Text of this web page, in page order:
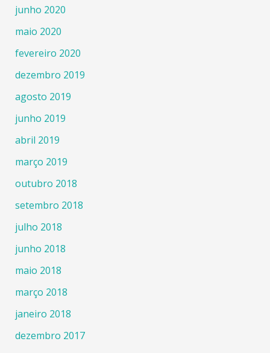
junho 2020
maio 2020
fevereiro 2020
dezembro 2019
agosto 2019
junho 2019
abril 2019
março 2019
outubro 2018
setembro 2018
julho 2018
junho 2018
maio 2018
março 2018
janeiro 2018
dezembro 2017